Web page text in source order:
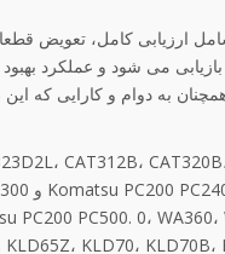
ارزیابی کامل، تعویض
می شود و عملکرد
به دوام و کارایی که